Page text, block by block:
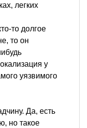
легких
то долгое
то он
у
уязвимого
Да, есть
но такое